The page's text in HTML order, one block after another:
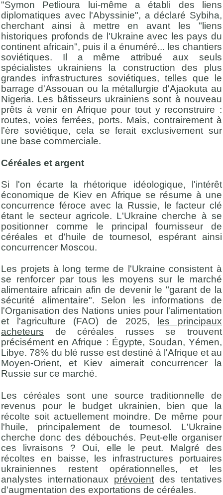
"Symon Petlioura lui-même a établi des liens
diplomatiques avec l'Abyssinie", a déclaré Sybiha,
cherchant ainsi à mettre en avant les "liens
historiques profonds de l'Ukraine avec les pays du
continent africain", puis il a énuméré... les chantiers
soviétiques. Il a même attribué aux seuls
spécialistes ukrainiens la construction des plus
grandes infrastructures soviétiques, telles que le
barrage d'Assouan ou la métallurgie d'Ajaokuta au
Nigeria. Les bâtisseurs ukrainiens sont à nouveau
prêts à venir en Afrique pour tout y reconstruire :
routes, voies ferrées, ports. Mais, contrairement à
l'ère soviétique, cela se ferait exclusivement sur
une base commerciale.
Céréales et argent
Si l'on écarte la rhétorique idéologique, l'intérêt
économique de Kiev en Afrique se résume à une
concurrence féroce avec la Russie, le facteur clé
étant le secteur agricole. L'Ukraine cherche à se
positionner comme le principal fournisseur de
céréales et d'huile de tournesol, espérant ainsi
concurrencer Moscou.
Les projets à long terme de l'Ukraine consistent à
se renforcer par tous les moyens sur le marché
alimentaire africain afin de devenir le "garant de la
sécurité alimentaire". Selon les informations de
l'Organisation des Nations unies pour l'alimentation
et l'agriculture (FAO) de 2025,
les principaux
acheteurs de céréales russes se trouvent
précisément en Afrique : Égypte, Soudan, Yémen,
Libye. 78% du blé russe est destiné à l'Afrique et au
Moyen-Orient, et Kiev aimerait concurrencer la
Russie sur ce marché.
Les céréales sont une source traditionnelle de
revenus pour le budget ukrainien, bien que la
récolte soit actuellement moindre. De même pour
l'huile, principalement de tournesol. L'Ukraine
cherche donc des débouchés. Peut-elle organiser
ces livraisons ? Oui, elle le peut. Malgré des
récoltes en baisse, les infrastructures portuaires
ukrainiennes restent opérationnelles, et les
analystes internationaux prévoient des tentatives
d'augmentation des exportations de céréales.